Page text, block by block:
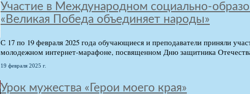
Участие в Международном социально-
«Великая Победа объединяет народы»
С 17 по 19 февраля 2025 года обучающиеся и преподаватели приняли
молодежном интернет-марафоне, посвященном Дню защитника
19 февраля 2025 г.
Урок мужества «Герои моего края»